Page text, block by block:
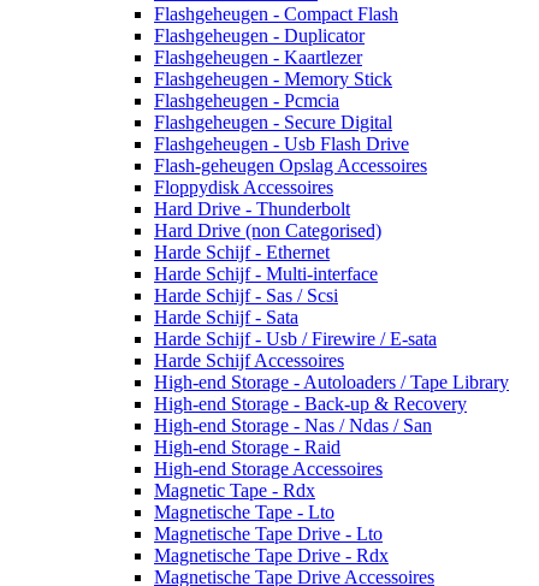
Flashgeheugen - Compact Flash
Flashgeheugen - Duplicator
Flashgeheugen - Kaartlezer
Flashgeheugen - Memory Stick
Flashgeheugen - Pcmcia
Flashgeheugen - Secure Digital
Flashgeheugen - Usb Flash Drive
Flash-geheugen Opslag Accessoires
Floppydisk Accessoires
Hard Drive - Thunderbolt
Hard Drive (non Categorised)
Harde Schijf - Ethernet
Harde Schijf - Multi-interface
Harde Schijf - Sas / Scsi
Harde Schijf - Sata
Harde Schijf - Usb / Firewire / E-sata
Harde Schijf Accessoires
High-end Storage - Autoloaders / Tape Library
High-end Storage - Back-up & Recovery
High-end Storage - Nas / Ndas / San
High-end Storage - Raid
High-end Storage Accessoires
Magnetic Tape - Rdx
Magnetische Tape - Lto
Magnetische Tape Drive - Lto
Magnetische Tape Drive - Rdx
Magnetische Tape Drive Accessoires